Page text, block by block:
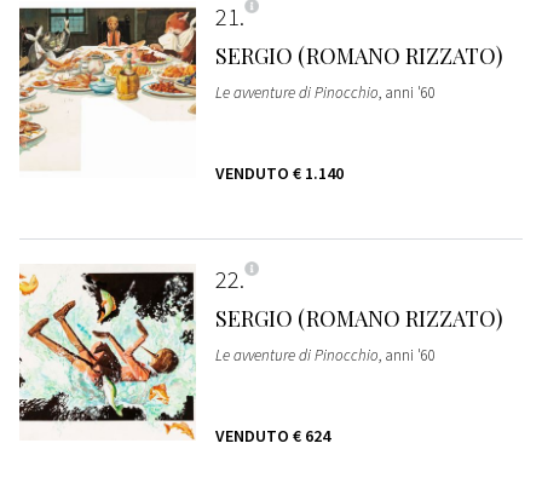
21
SERGIO (ROMANO RIZZATO)
Le avventure di Pinocchio, anni '60
VENDUTO € 1.140
22
SERGIO (ROMANO RIZZATO)
Le avventure di Pinocchio, anni '60
VENDUTO € 624